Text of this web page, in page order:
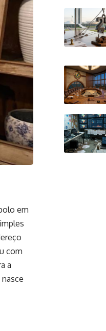
em
com
a